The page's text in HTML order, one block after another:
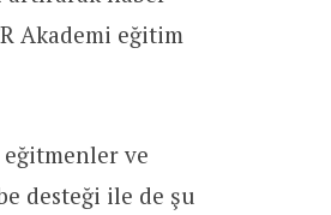
Akademi eğitim
eğitmenler ve
desteği ile de şu